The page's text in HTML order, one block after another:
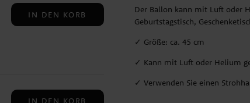
IN DEN KORB
IN DEN KORB
Der Ballon kann mit Luft oder
Geburtstagstisch,
✓ Größe: ca. 45 cm
✓ Kann mit Luft oder Helium
✓ Verwenden Sie einen